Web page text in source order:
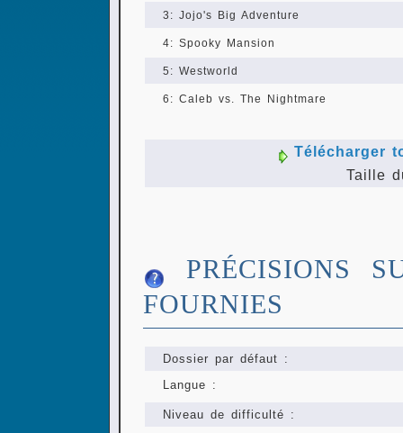
3: Jojo's Big Adventure
4: Spooky Mansion
5: Westworld
6: Caleb vs. The Nightmare
Télécharger
Taille
PRÉCISIONS
FOURNIES
Dossier par défaut :
Langue :
Niveau de difficulté :